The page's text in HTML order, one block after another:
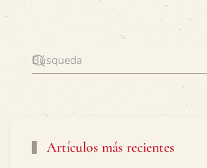
Artículos más recientes